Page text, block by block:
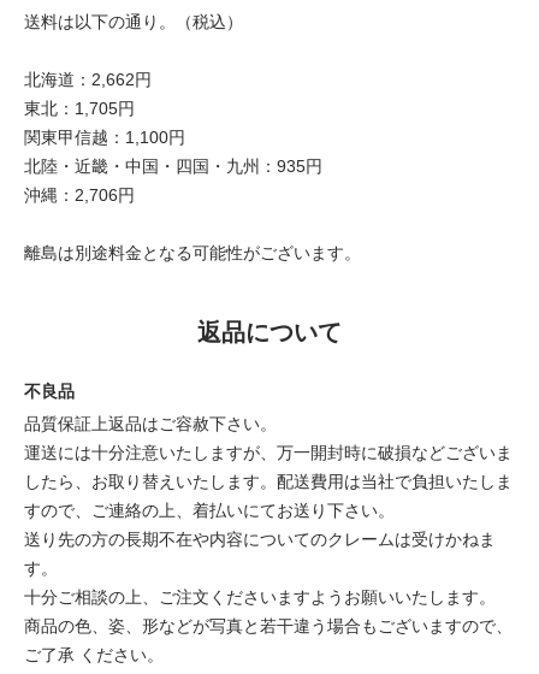
送料は以下の通り。（税込）
北海道：2,662円
東北：1,705円
関東甲信越：1,100円
北陸・近畿・中国・四国・九州：935円
沖縄：2,706円
離島は別途料金となる可能性がございます。
返品について
不良品
品質保証上返品はご容赦下さい。
運送には十分注意いたしますが、万一開封時に破損などございま
したら、お取り替えいたします。配送費用は当社で負担いたしま
すので、ご連絡の上、着払いにてお送り下さい。
送り先の方の長期不在や内容についてのクレームは受けかねま
す。
十分ご相談の上、ご注文くださいますようお願いいたします。
商品の色、姿、形などが写真と若干違う場合もございますので、
ご了承 ください。